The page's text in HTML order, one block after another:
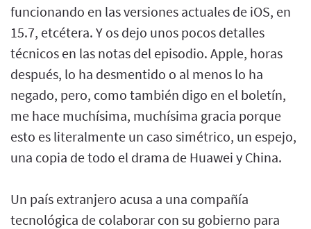
funcionando en las versiones actuales de iOS, en
15.7, etcétera. Y os dejo unos pocos detalles
técnicos en las notas del episodio. Apple, horas
después, lo ha desmentido o al menos lo ha
negado, pero, como también digo en el boletín,
me hace muchísima, muchísima gracia porque
esto es literalmente un caso simétrico, un espejo,
una copia de todo el drama de Huawei y China.
Un país extranjero acusa a una compañía
tecnológica de colaborar con su gobierno para